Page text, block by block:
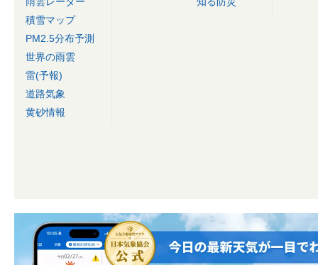
積雪マップ
PM2.5分布予測
世界の雨雲
雷(予報)
道路気象
黄砂情報